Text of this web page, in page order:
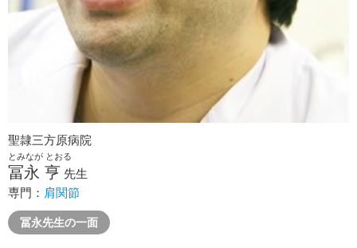
聖隷三方原病院
とみなが とおる
冨永 亨 先生
専門： 肩関節
冨永先生の一面